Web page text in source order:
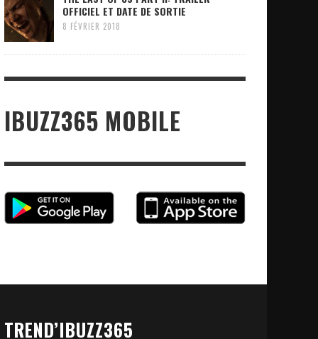
OFFICIEL ET DATE DE SORTIE
8 FÉVRIER 2018
IBUZZ365 MOBILE
TREND’IBUZZ365